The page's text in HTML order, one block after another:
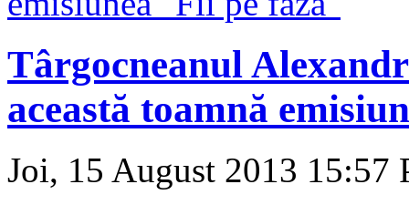
Târgocneanul
această toamnă
Joi, 15 August 2013 15:57